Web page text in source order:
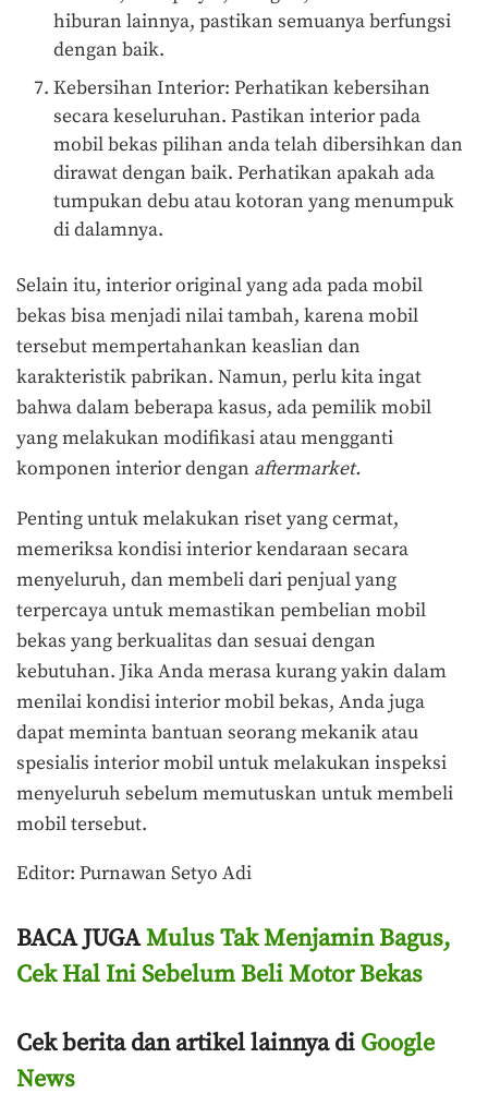
hiburan lainnya, pastikan semuanya berfungsi
dengan baik.
Kebersihan Interior: Perhatikan kebersihan
secara keseluruhan. Pastikan interior pada
mobil bekas pilihan anda telah dibersihkan dan
dirawat dengan baik. Perhatikan apakah ada
tumpukan debu atau kotoran yang menumpuk
di dalamnya.
Selain itu, interior original yang ada pada mobil
bekas bisa menjadi nilai tambah, karena mobil
tersebut mempertahankan keaslian dan
karakteristik pabrikan. Namun, perlu kita ingat
bahwa dalam beberapa kasus, ada pemilik mobil
yang melakukan modifikasi atau mengganti
komponen interior dengan aftermarket.
Penting untuk melakukan riset yang cermat,
memeriksa kondisi interior kendaraan secara
menyeluruh, dan membeli dari penjual yang
terpercaya untuk memastikan pembelian mobil
bekas yang berkualitas dan sesuai dengan
kebutuhan. Jika Anda merasa kurang yakin dalam
menilai kondisi interior mobil bekas, Anda juga
dapat meminta bantuan seorang mekanik atau
spesialis interior mobil untuk melakukan inspeksi
menyeluruh sebelum memutuskan untuk membeli
mobil tersebut.
Editor: Purnawan Setyo Adi
BACA JUGAMulus Tak Menjamin Bagus,
Cek Hal Ini Sebelum Beli Motor Bekas
Cek berita dan artikel lainnya di Google
News